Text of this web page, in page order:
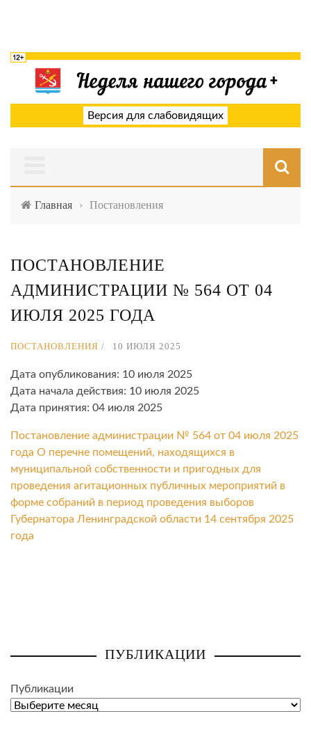
Версия для слабовидящих
Главная › Постановления
ПОСТАНОВЛЕНИЕ
АДМИНИСТРАЦИИ № 564 ОТ 04
ИЮЛЯ 2025 ГОДА
ПОСТАНОВЛЕНИЯ 10 ИЮЛЯ 2025
Дата опубликования: 10 июля 2025
Дата начала действия: 10 июля 2025
Дата принятия: 04 июля 2025
Постановление администрации № 564 от 04 июля 2025
года О перечне помещений, находящихся в
муниципальной собственности и пригодных для
проведения агитационных публичных мероприятий в
форме собраний в период проведения выборов
Губернатора Ленинградской области 14 сентября 2025
года
ПУБЛИКАЦИИ
Публикации